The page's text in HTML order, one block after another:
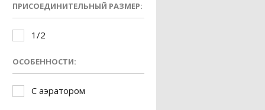
ПРИСОЕДИНИТЕЛЬНЫЙ РАЗМЕР:
1/2
ОСОБЕННОСТИ:
С аэратором